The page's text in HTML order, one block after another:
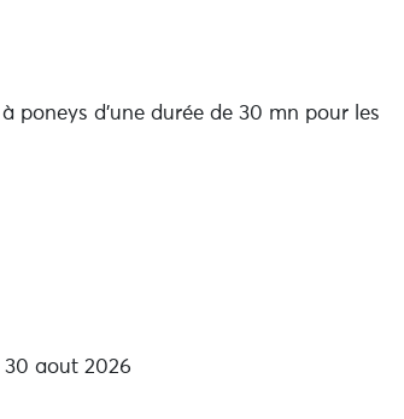
poneys d'une durée de 30 mn pour les
30 aout 2026